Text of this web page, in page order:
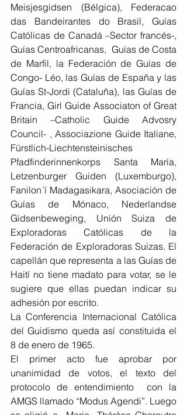
Meisjesgidsen (Bélgica), Federacao
das Bandeirantes do Brasil, Guías
Católicas de Canadá –Sector francés-,
Guías Centroafricanas,  Guías de Costa
de Marfil, la Federación de Guías de
Congo- Léo, las Guías de España y las
Guías St-Jordi (Cataluña), las Guías de
Francia, Girl Guide Associaton of Great
Britain –Catholic Guide Advosry
Council- , Associazione Guide Italiane,
Fürstlich-Liechtensteinisches
Pfadfinderinnenkorps Santa María,
Letzenburger Guiden (Luxemburgo),
Fanilon´í Madagasikara, Asociación de
Guías de Mónaco, Nederlandse
Gidsenbeweging, Unión Suiza de
Exploradoras Católicas de la
Federación de Exploradoras Suizas. El
capellán que representa a las Guías de
Haití no tiene madato para votar, se le
sugiere que ellas puedan indicar su
adhesión por escrito.
La Conferencia Internacional Católica
del Guidismo queda así constituída el
8 de enero de 1965.
El primer acto fue aprobar por
unanimidad de votos, el texto del
protocolo de entendimiento  con la
AMGS llamado “Modus Agendi”. Luego